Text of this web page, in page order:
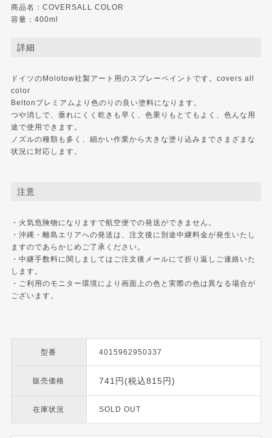
商品名：COVERSALL COLOR
容量：400ml
詳細
ドイツのMolotow社製アート用のスプレーペイントです。covers all
color
Beltonプレミアムより色のりの良い塗料になります。
つや消しで、垂れにくく乾きも早く、色乗りもとてもよく、色んな用
途で使用できます。
ノズルの種類も多く、細かい作業から大きな塗り込みまでさまざまな
状況に対応します。
注意
・火気危険物になりますで航空便での発送ができません。
・沖縄・離島エリアへの発送は、注文後に別途中継料金が発生いたし
ますのであらかじめご了承ください。
・中継手数料に関しましてはご注文後メールにて折り返しご連絡いた
します。
・ご利用のモニター環境により画面上の色と実際の色は異なる場合が
ございます。
型番 4015962950337
販売価格 741円(税込815円)
在庫状況 SOLD OUT